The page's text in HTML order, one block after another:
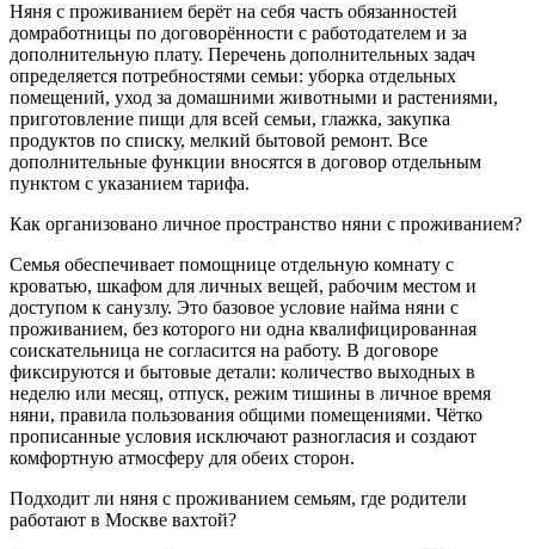
Няня с проживанием берёт на себя часть обязанностей
домработницы по договорённости с работодателем и за
дополнительную плату. Перечень дополнительных задач
определяется потребностями семьи: уборка отдельных
помещений, уход за домашними животными и растениями,
приготовление пищи для всей семьи, глажка, закупка
продуктов по списку, мелкий бытовой ремонт. Все
дополнительные функции вносятся в договор отдельным
пунктом с указанием тарифа.
Как организовано личное пространство няни с проживанием?
Семья обеспечивает помощнице отдельную комнату с
кроватью, шкафом для личных вещей, рабочим местом и
доступом к санузлу. Это базовое условие найма няни с
проживанием, без которого ни одна квалифицированная
соискательница не согласится на работу. В договоре
фиксируются и бытовые детали: количество выходных в
неделю или месяц, отпуск, режим тишины в личное время
няни, правила пользования общими помещениями. Чётко
прописанные условия исключают разногласия и создают
комфортную атмосферу для обеих сторон.
Подходит ли няня с проживанием семьям, где родители
работают в Москве вахтой?